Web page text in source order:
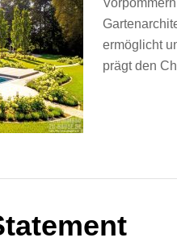
ermöglicht
prägt den